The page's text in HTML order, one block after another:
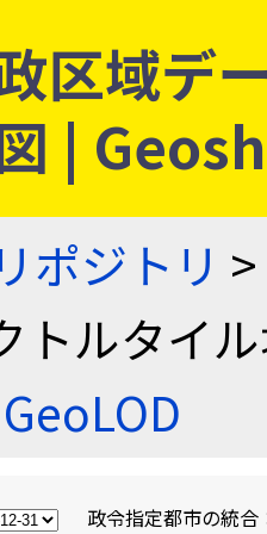
区域デ
|
ポジトリ >
トルタイ
GeoLOD
政令指定都市の統